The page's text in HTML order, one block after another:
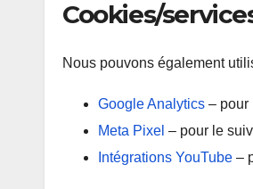
Cookies/
Nous pouvons également
Google Analytics – pour
Meta Pixel – pour le
Intégrations YouTube –